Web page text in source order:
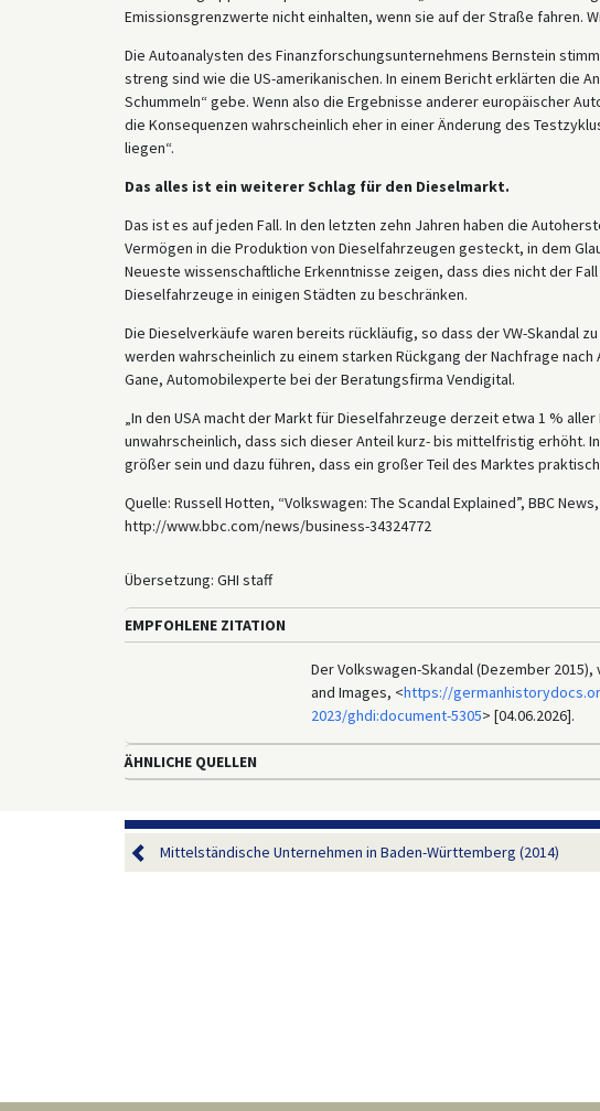
Emissionsgrenzwerte nicht einhalten, wenn sie auf der Straße fahren.
Die Autoanalysten des Finanzforschungsunternehmens Bernstein
streng sind wie die US-amerikanischen. In einem Bericht erklärten die
Schummeln“ gebe. Wenn also die Ergebnisse anderer europäischer
die Konsequenzen wahrscheinlich eher in einer Änderung des
liegen“.
Das alles ist ein weiterer Schlag für den Dieselmarkt.
Das ist es auf jeden Fall. In den letzten zehn Jahren haben die
Vermögen in die Produktion von Dieselfahrzeugen gesteckt, in dem
Neueste wissenschaftliche Erkenntnisse zeigen, dass dies nicht der
Dieselfahrzeuge in einigen Städten zu beschränken.
Die Dieselverkäufe waren bereits rückläufig, so dass der VW-Skandal
werden wahrscheinlich zu einem starken Rückgang der Nachfrage
Gane, Automobilexperte bei der Beratungsfirma Vendigital.
„In den USA macht der Markt für Dieselfahrzeuge derzeit etwa 1 %
unwahrscheinlich, dass sich dieser Anteil kurz- bis mittelfristig erhöht.
größer sein und dazu führen, dass ein großer Teil des Marktes
Quelle: Russell Hotten, “Volkswagen: The Scandal Explained”, BBC
http://www.bbc.com/news/business-34324772
Übersetzung: GHI staff
EMPFOHLENE ZITATION
Der Volkswagen-Skandal (Dezember
and Images, <https://
2023/ghdi:document-5305> [04.06.2026].
ÄHNLICHE QUELLEN
Mittelständische Unternehmen in Baden-Württemberg (2014)